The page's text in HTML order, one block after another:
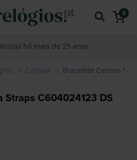
0
há mais de 25 anos
Certina Bracelete Certina
Straps C604024123 DS